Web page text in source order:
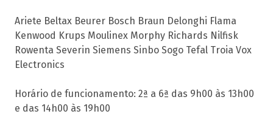
Ariete Beltax Beurer Bosch Braun Delonghi Flama
Kenwood Krups Moulinex Morphy Richards Nilfisk
Rowenta Severin Siemens Sinbo Sogo Tefal Troia Vox
Electronics
Horário de funcionamento: 2ª a 6ª das 9h00 às 13h00
e das 14h00 às 19h00